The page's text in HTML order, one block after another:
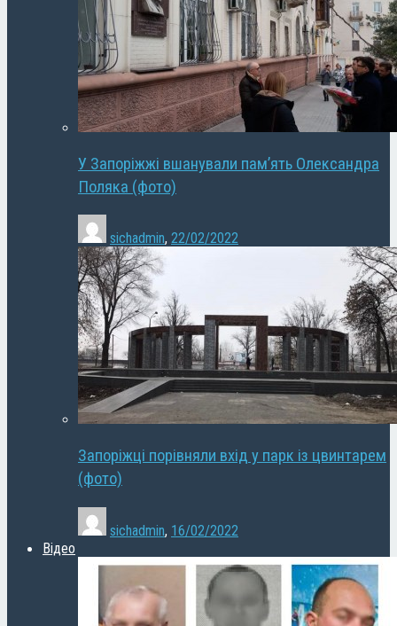
У Запоріжжі вшанували пам’ять Олександра
Поляка (фото)
sichadmin, 22/02/2022
Запоріжці порівняли вхід у парк із цвинтарем
(фото)
sichadmin, 16/02/2022
Відео